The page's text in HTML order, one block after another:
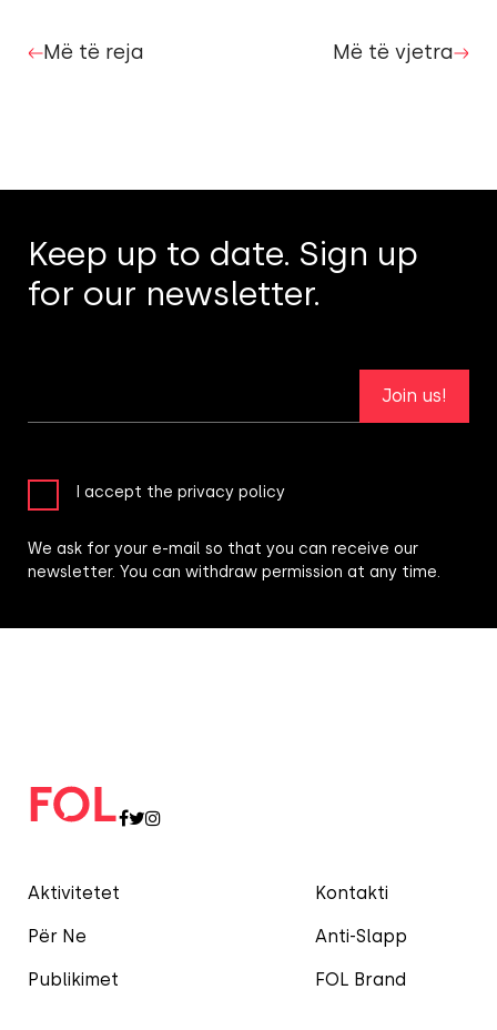
Më të reja Më të vjetra
Aktivitetet
Për Ne
Publikimet
Kontakti
Anti-Slapp
FOL Brand
Keep up to date. Sign up
for our newsletter.
Join us!
I accept the privacy policy
We ask for your e-mail so that you can receive our
newsletter. You can withdraw permission at any time.